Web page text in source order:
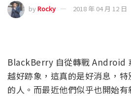
byRocky 2018 年 04 月 12 日
BlackBerry 自從轉戰 Android
越好跡象，這真的是好消息，
的人。而最近他們似乎也開始